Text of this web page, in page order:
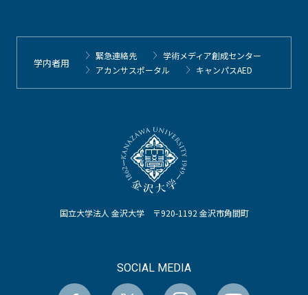
国立大学法人 金沢大学 〒920-1192 金沢市角間町
SOCIAL MEDIA
学内者用
緊急連絡先
学術メディア創成センター
アカンサスポータル
キャンパスAED